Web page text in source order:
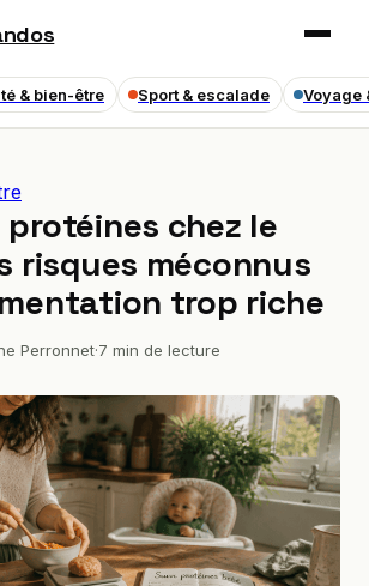
& bien-être Sport & escalade Voyage
protéines chez le
risques méconnus
trop riche
Perronnet·7 min de lecture